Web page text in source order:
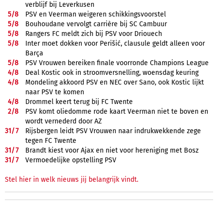
verblijf bij Leverkusen
5/8
PSV en Veerman weigeren schikkingsvoorstel
5/8
Bouhoudane vervolgt carrière bij SC Cambuur
5/8
Rangers FC meldt zich bij PSV voor Driouech
5/8
Inter moet dokken voor Perišić, clausule geldt alleen voor
Barça
5/8
PSV Vrouwen bereiken finale voorronde Champions League
4/8
Deal Kostic ook in stroomversnelling, woensdag keuring
4/8
Mondeling akkoord PSV en NEC over Sano, ook Kostic lijkt
naar PSV te komen
4/8
Drommel keert terug bij FC Twente
2/8
PSV komt oliedomme rode kaart Veerman niet te boven en
wordt vernederd door AZ
31/7
Rijsbergen leidt PSV Vrouwen naar indrukwekkende zege
tegen FC Twente
31/7
Brandt kiest voor Ajax en niet voor hereniging met Bosz
31/7 Vermoedelijke opstelling PSV
Stel hier in welk nieuws jij belangrijk vindt.